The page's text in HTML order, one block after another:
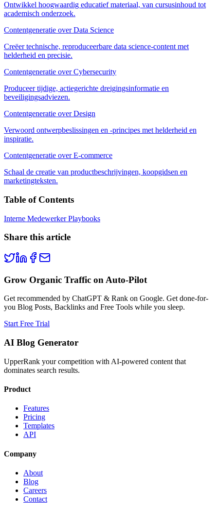
Ontwikkel hoogwaardig educatief materiaal, van cursusinhoud tot
academisch onderzoek.
Contentgeneratie over Data Science
Creëer technische, reproduceerbare data science-content met
helderheid en precisie.
Contentgeneratie over Cybersecurity
Produceer tijdige, actiegerichte dreigingsinformatie en
beveiligingsadviezen.
Contentgeneratie over Design
Verwoord ontwerpbeslissingen en -principes met helderheid en
inspiratie.
Contentgeneratie over E-commerce
Schaal de creatie van productbeschrijvingen, koopgidsen en
marketingteksten.
Table of Contents
Interne Medewerker Playbooks
Share this article
Grow Organic Traffic on Auto-Pilot
Get recommended by ChatGPT & Rank on Google. Get done-for-
you Blog Posts, Backlinks and Free Tools while you sleep.
Start Free Trial
AI Blog Generator
UpperRank your competition with AI-powered content that
dominates search results.
Product
Features
Pricing
Templates
API
Company
About
Blog
Careers
Contact